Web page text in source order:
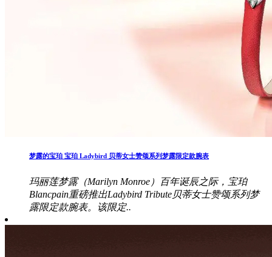
梦露的宝珀 宝珀 Ladybird 贝蒂女士赞颂系列梦露限定款腕表
玛丽莲梦露（Marilyn Monroe）百年诞辰之际，宝珀
Blancpain重磅推出Ladybird Tribute贝蒂女士赞颂系列梦
露限定款腕表。该限定..